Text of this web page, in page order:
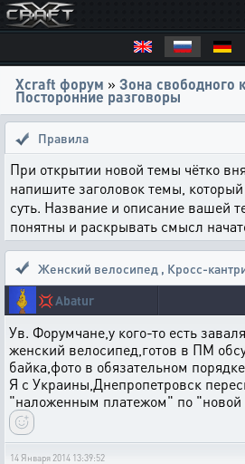
Xcraft форум » Зона свободного
Посторонние разговоры
Правила
При открытии новой темы чётко
напишите заголовок темы,
суть. Название и описание вашей
понятны и раскрывать смысл
Женский велосипед , Кросс-
💢Abatur
Ув. Форумчане,у кого-то есть
женский велосипед,готов в ПМ
байка,фото в обязательном порядке
Я с Украины,Днепропетровск
"наложенным платежом" по "новой
14 Января 2014 13:39:52